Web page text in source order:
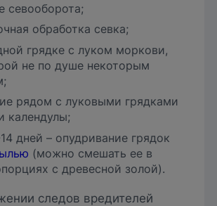
севооборота;
обработка севка;
грядке с луком моркови,
не по душе некоторым
рядом с луковыми грядками
календулы;
дней – опудривание грядок
(можно смешать ее в
с древесной золой).
следов вредителей